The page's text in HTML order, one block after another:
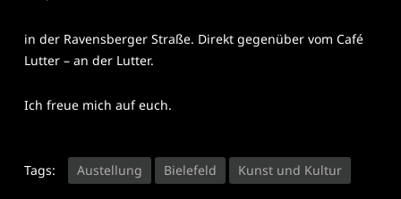
in der Ravensberger Straße. Direkt gegenüber vom Café
Lutter – an der Lutter.
Ich freue mich auf euch.
Tags: Austellung Bielefeld Kunst und Kultur